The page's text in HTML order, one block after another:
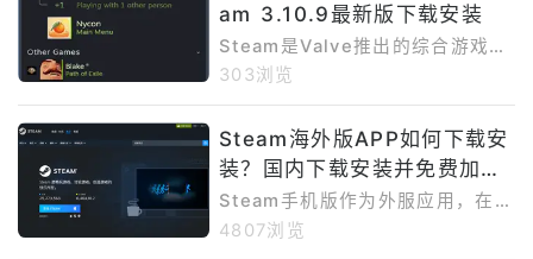
2026年7月15日，Steam夏季特
卖已经在2026年7月9日结束，因
此本文不再介绍已结束的夏促内
容；当前重点是正在进行的Steam
SocialDeductionFest2026，以
及即将开启的TrainFest、Cyber
punkFes
am 3.10.9最新版下载安装
Steam是Valve推出的综合游戏平
台，移动端应用通常被称为Steam
商店、购买PC游戏、查看愿望
单、接收社区和游戏新闻，同时还
能使用Steam令牌、二维码登录、
登录确认、交易确认等安全功能。
Steam官方移动应用页面显示，无
303浏览
Steam海外版APP如何下载安
装？国内下载安装并免费加速
Steam手机版方法介绍
Steam手机版作为外服应用，在国
内下载安装时也有一定难度。首先
4807浏览